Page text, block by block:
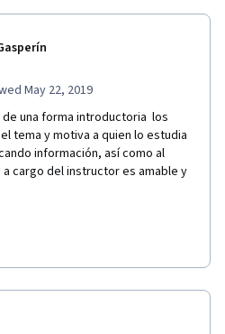
May 22, 2019
una forma introductoria  los
tema y motiva a quien lo estudia
información, así como al
cargo del instructor es amable y